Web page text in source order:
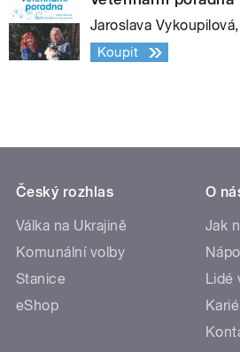
Jaroslava
Koupit
Český rozhlas
Válka na Ukrajině
Komunální volby
Stanice
eShop
O
Jak
Lidé